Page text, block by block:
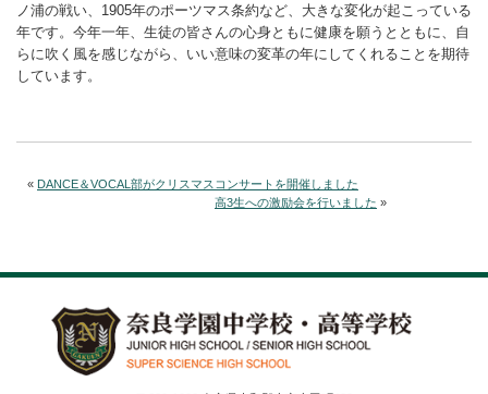
ノ浦の戦い、1905年のポーツマス条約など、大きな変化が起こっている
年です。今年一年、生徒の皆さんの心身ともに健康を願うとともに、自
らに吹く風を感じながら、いい意味の変革の年にしてくれることを期待
しています。
« DANCE＆VOCAL部がクリスマスコンサートを開催しました
高3生への激励会を行いました »